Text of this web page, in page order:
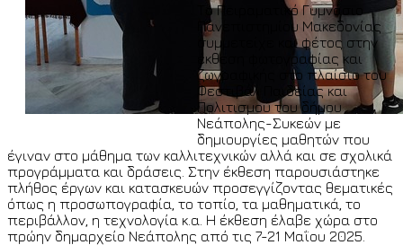
Το Πειραματικό Γυμνάσιο
Πανεπιστημίου Μακεδονίας
συμμετείχε και φέτος στην
έκθεση φωτογραφίας και
ζωγραφικής στο πλαίσιο του
Φεστιβάλ Παιδείας και
Πολιτισμού του δήμου
Νεάπολης-Συκεών με
δημιουργίες μαθητών που
έγιναν στο μάθημα των καλλιτεχνικών αλλά και σε σχολικά
προγράμματα και δράσεις. Στην έκθεση παρουσιάστηκε
πλήθος έργων και κατασκευών προσεγγίζοντας θεματικές
όπως η προσωπογραφία, το τοπίο, τα μαθηματικά, το
περιβάλλον, η τεχνολογία κ.α. Η έκθεση έλαβε χώρα στο
πρώην δημαρχείο Νεάπολης από τις 7-21 Μαΐου 2025.